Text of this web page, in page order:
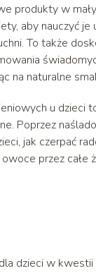
produkty w
aby nauczyć je
To także
na naturalne
u dzieci
Poprzez
jak czerpać
przez całe
dzieci w